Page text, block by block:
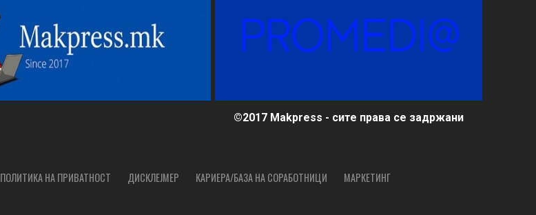
©2017 Makpress - сите права се задржани
ПОЛИТИКА НА ПРИВАТНОСТ ДИСКЛЕЈМЕР КАРИЕРА/БАЗА НА СОРАБОТНИЦИ МАРКЕТИНГ